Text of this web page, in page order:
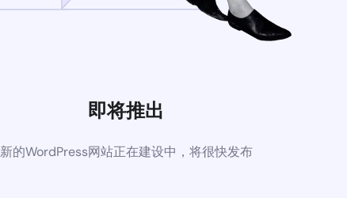
即将推出
新的WordPress网站正在建设中，将很快发布